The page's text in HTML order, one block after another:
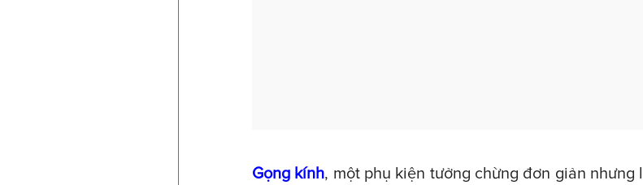
Gọng kính, một phụ kiện tưởng chừng đơn giản